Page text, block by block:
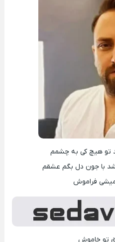
تو هیچ کی به چشمم
با جون دل بگم عشقم
فراموش
تو خاموش